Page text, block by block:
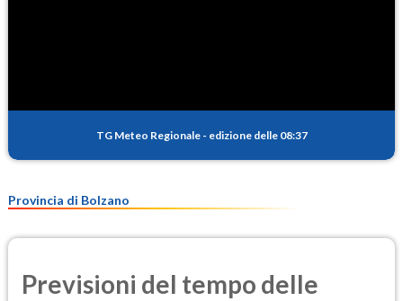
TG Meteo Regionale - edizione delle 08:37
Provincia di Bolzano
Previsioni del tempo delle